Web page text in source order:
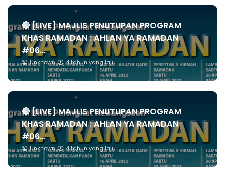
🔴 [LIVE] MAJLIS PENUTUPAN PROGRAM
KHAS RAMADAN : AHLAN YA RAMADAN
#06...
Unknown 4 tahun yang lalu
🔴 [LIVE] MAJLIS PENUTUPAN PROGRAM
KHAS RAMADAN : AHLAN YA RAMADAN
#06...
Unknown 4 tahun yang lalu